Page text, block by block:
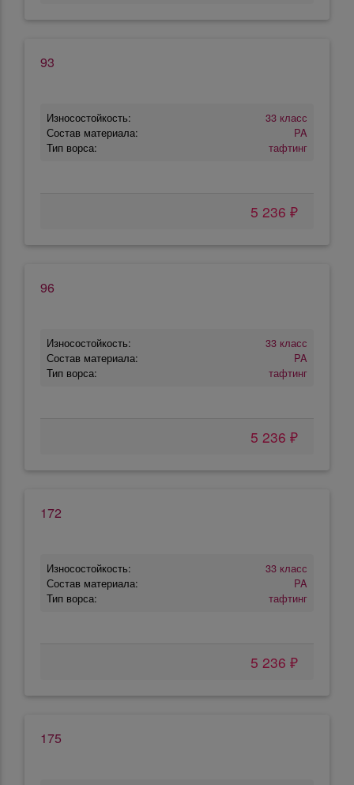
93
Износостойкость:
33 класс
Состав материала:
PA
Тип ворса:
тафтинг
5 236 ₽
96
Износостойкость:
33 класс
Состав материала:
PA
Тип ворса:
тафтинг
5 236 ₽
172
Износостойкость:
33 класс
Состав материала:
PA
Тип ворса:
тафтинг
5 236 ₽
175